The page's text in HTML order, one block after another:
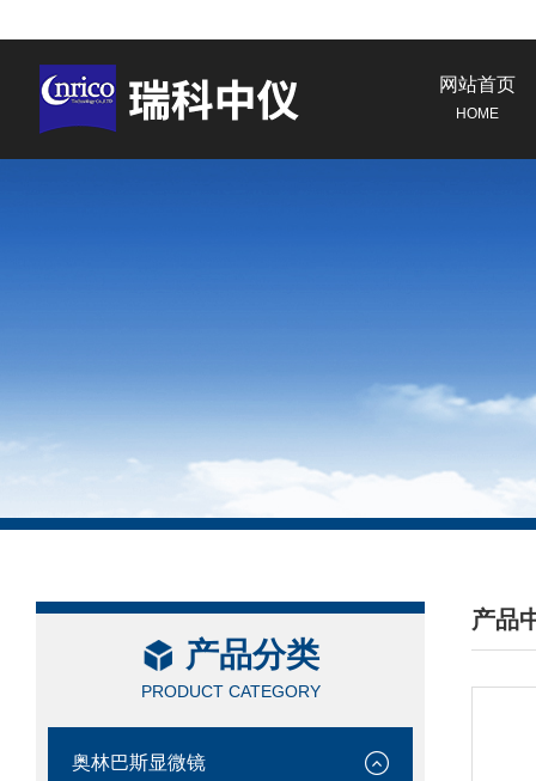
网站首页
HOME
产品分类
PRODUCT CATEGORY
奥林巴斯显微镜
产品
/